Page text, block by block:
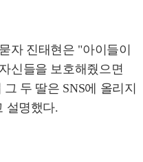
자 진태현은 "아이들이
신들을 보호해줬으면
두 딸은 SNS에 올리지
설명했다.